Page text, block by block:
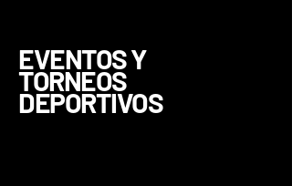
EVENTOS Y
TORNEOS
DEPORTIVOS